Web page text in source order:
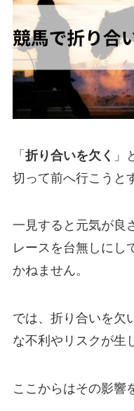
「 折り合いを欠く 」
切って前へ行こうと
一見すると元気が良
レースを台無しにし
かねません。
では、折り合いを欠
な不利やリスクが生
ここからはその影響